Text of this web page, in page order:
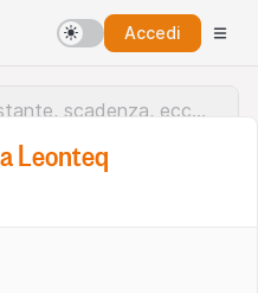
Accedi
Leonteq